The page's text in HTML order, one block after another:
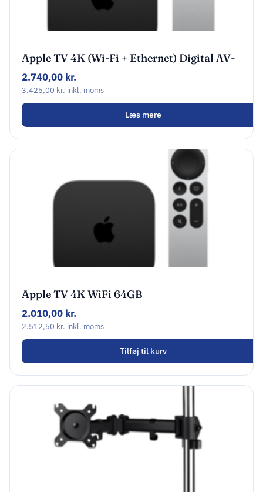
Apple TV 4K (Wi-Fi + Ethernet) Digital AV-
afspiller Sort
2.740,00 kr.
3.425,00 kr. inkl. moms
Læs mere
Apple TV 4K WiFi 64GB
2.010,00 kr.
2.512,50 kr. inkl. moms
Tilføj til kurv